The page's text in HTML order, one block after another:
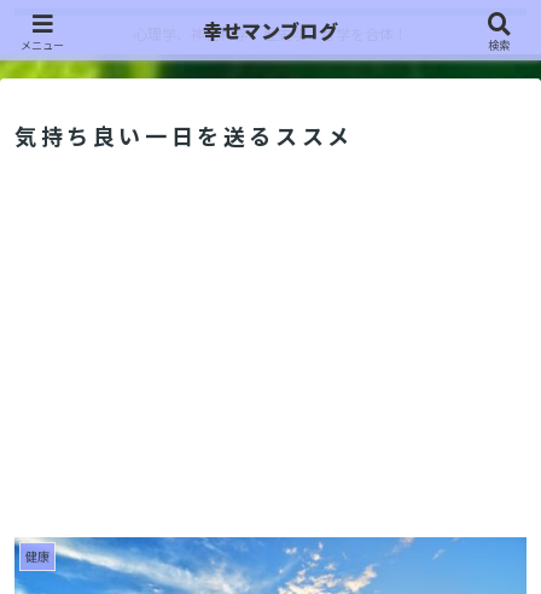
心理学、神経科学、歴史学、哲学を合体！
気持ち良い一日を送るススメ
健康
メニュー
幸せマンブログ
検索